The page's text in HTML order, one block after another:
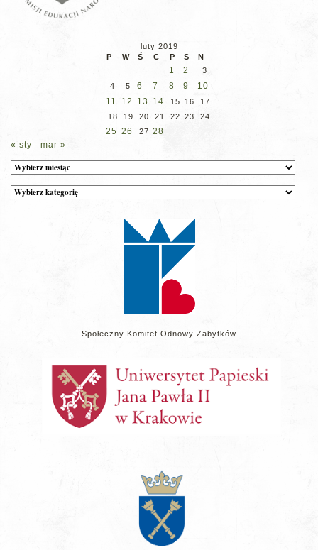
luty 2019
P
W Ś C P S N
1 2
3
4
5 6 7 8 9
10
11
12 13 14 15 16
17
18
19 20 21 22 23 24
25 26 27 28
« sty
mar »
Archiwum
Kategorie
wpisów
Społeczny Komitet Odnowy Zabytków